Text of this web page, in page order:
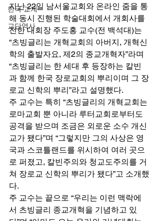
한국 교계
교단역사
지난 22일 남서울교회와 온라인 줌을 통
해 동시 진행된 학술대회에서 개회사를
전한 대회장 주도홍 교수(전 백석대)는
“츠빙글리는 개혁교회의 아버지, 개혁신
학의 출발자요, 제2의 종교개혁자”라며
“츠빙글리는 한 세대 후 등장하는 칼빈
과 함께 한국 장로교회의 뿌리이며 그 장
로교 신학의 뿌리”라고 설명했다.
주 교수는 특히 “츠빙글리의 개혁교회는
로마교회 뿐 아니라 루터교회로부터도
공격을 받으며 조금은 외로운 소수 개신
교가 됐다”며 “그렇지만 그의 사상은 영
국과 스코틀랜드를 위시하여 여러 곳으
로 퍼졌고, 칼빈주의와 청교도주의를 거
쳐 장로교 신학의 뿌리가 됐다”고 소개했
다.
주 교수는 끝으로 “우리는 이런 맥락에
서 츠빙글리 종교개혁을 기념하고 있